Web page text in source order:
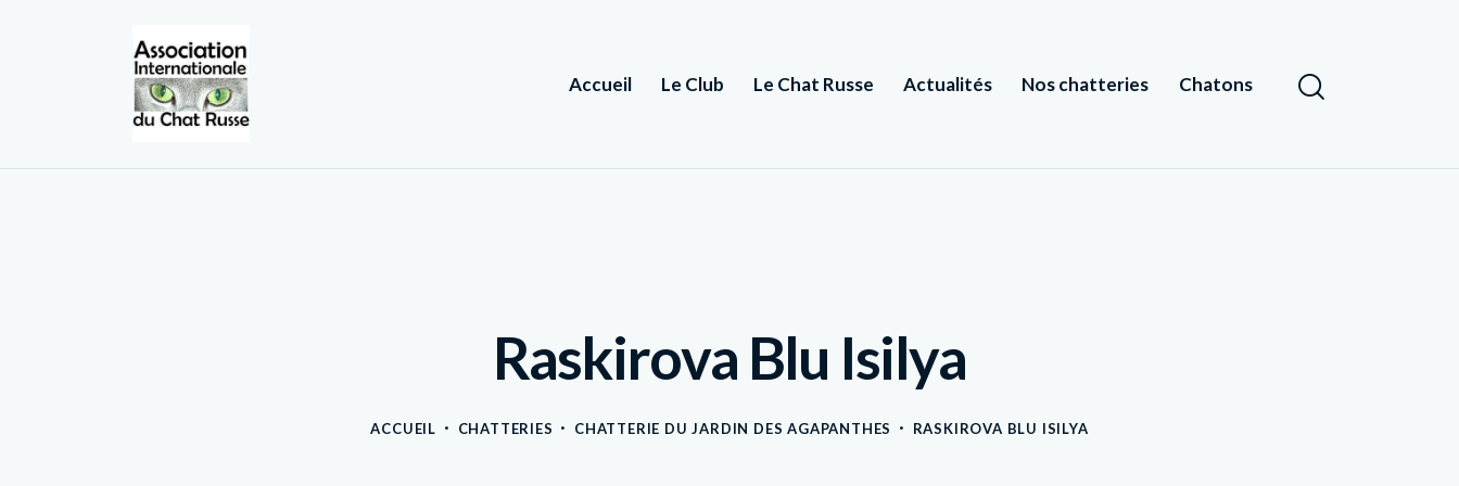
Accueil Le Club Le Chat Russe Actualités Nos chatteries Chatons
Raskirova Blu Isilya
ACCUEIL CHATTERIES CHATTERIE DU JARDIN DES AGAPANTHES RASKIROVA BLU ISILYA